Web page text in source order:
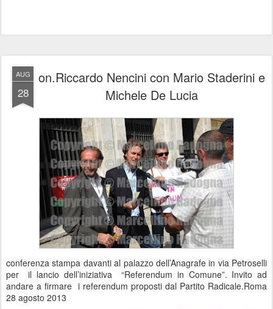
AUG
28
on.Riccardo Nencini con Mario Staderini e
Michele De Lucia
conferenza stampa davanti al palazzo dell’Anagrafe in via Petroselli
per il lancio dell’iniziativa “Referendum in Comune”. Invito ad
andare a firmare i referendum proposti dal Partito Radicale.Roma
28 agosto 2013